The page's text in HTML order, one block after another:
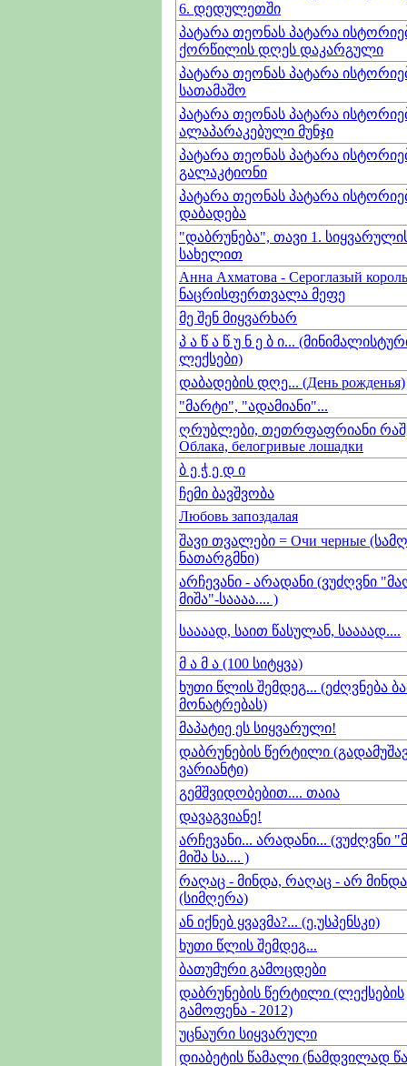
6. დედულეთში
პატარა თეონას პატარა
ქორწილის დღეს დაკარგული
პატარა თეონას პატარა
სათამაშო
პატარა თეონას პატარა
ალაპარაკებული მუნჯი
პატარა თეონას პატარა
გალაკტიონი
პატარა თეონას პატარა
დაბადება
"დაბრუნება", თავი 1.
სახელით
Анна Ахматова - Сероглазый
ნაცრისფერთვალა მეფე
მე შენ მიყვარხარ
პ ა წ ა წ უ ნ ე ბ ი...
ლექსები)
დაბადების დღე... (День рожденья)
"მარტი", "ადამიანი"...
ღრუბლები, თეთრფაფრიანი
Облака, белогривые лошадки
ბ ე ჭ ე დ ი
ჩემი ბავშვობა
Любовь запоздалая
შავი თვალები = Очи черные
ნათარგმნი)
არჩევანი - არადანი (ვუძღვნი
მიშა"-საააა.... )
საააად, საით წასულან, საააად....
მ ა მ ა (100 სიტყვა)
ხუთი წლის შემდეგ... (ეძღვნება
მონატრებას)
მაპატიე ეს სიყვარული!
დაბრუნების წერტილი
ვარიანტი)
გემშვიდობებით.... თაია
დავაგვიანე!
არჩევანი... არადანი... (ვუძღვნი
მიშა სა.... )
რაღაც - მინდა, რაღაც - არ
(სიმღერა)
ან იქნებ ყვავმა?... (ე.უსპენსკი)
ხუთი წლის შემდეგ...
ბათუმური გამოცდები
დაბრუნების წერტილი (ლექსების
გამოფენა - 2012)
უცნაური სიყვარული
დიაბეტის წამალი (ნამდვილად